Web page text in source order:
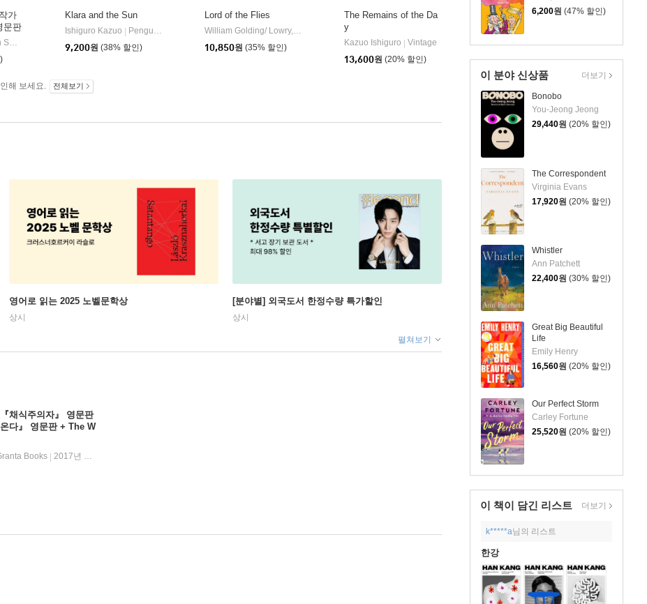
6,200원 (47% 할인)
이 분야 신상품
Bonobo
You-Jeong Jeong
29,440원 (20% 할인)
The Correspondent
Virginia Evans
17,920원 (20% 할인)
Whistler
Ann Patchett
22,400원 (30% 할인)
Great Big Beautiful
Life
Emily Henry
16,560원 (20% 할인)
Our Perfect Storm
Carley Fortune
25,520원 (20% 할인)
더보기
이 책이 담긴 리스트 더보기
k*****a님의 리스트
한강
가
문판
Han Kang/ Deborah Smith (TRN)
Hogarth Press
Klara and the Sun
Ishiguro Kazuo
Penguin Random House US
9,200원 (38% 할인)
Lord of the Flies
William Golding/ Lowry, Lois / Buehler, Jennifer
10,850원 (35% 할인)
The Remains of the Da
y
Kazuo Ishiguro
Vintage
13,600원 (20% 할인)
해 보세요. 전체보기
영어로 읽는 2025 노벨문학상
상시
[분야별] 외국도서 한정수량 특가할인
상시
펼쳐보기
채식주의자』 영문판
다』 영문판 + The W
Books
2017년 11월 02일